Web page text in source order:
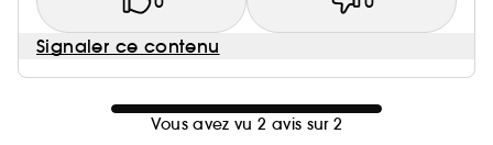
Signaler ce contenu
Vous avez vu 2 avis sur 2